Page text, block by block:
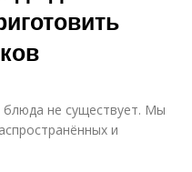
блюда не существует. Мы
и